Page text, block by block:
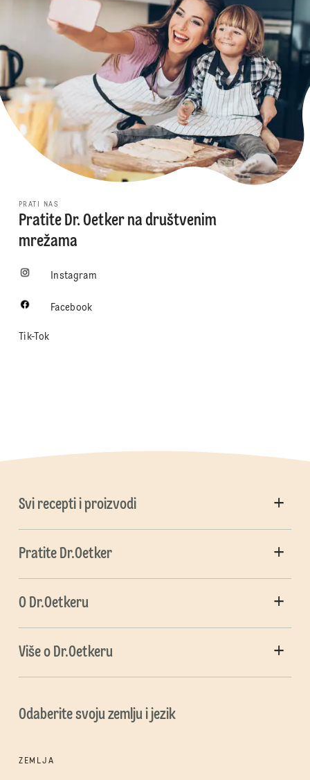
PRATI NAS
Pratite Dr. Oetker na društvenim
mrežama
Instagram
Facebook
Tik-Tok
Svi recepti i proizvodi
Pratite Dr.Oetker
O Dr.Oetkeru
Više o Dr.Oetkeru
Odaberite svoju zemlju i jezik
ZEMLJA